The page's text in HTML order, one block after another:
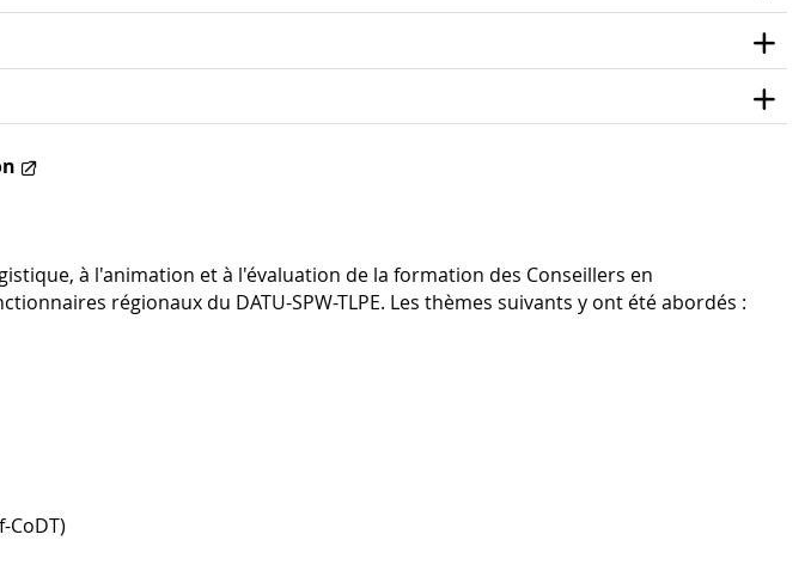
à l'animation et à l'évaluation de la formation des Conseillers en
régionaux du DATU-SPW-TLPE. Les thèmes suivants y ont été abordés :